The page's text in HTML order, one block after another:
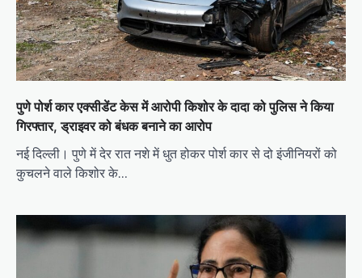
पुणे पोर्श कार एक्सीडेंट केस में आरोपी किशोर के दादा को पुलिस ने किया
गिरफ्तार, ड्राइवर को बंधक बनाने का आरोप
नई दिल्ली। पुणे में देर रात नशे में धुत होकर पोर्श कार से दो इंजीनियरों को
कुचलने वाले किशोर के…